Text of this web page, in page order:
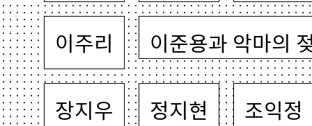
이주리 이준용과 악마의
장지우 정지현 조익정